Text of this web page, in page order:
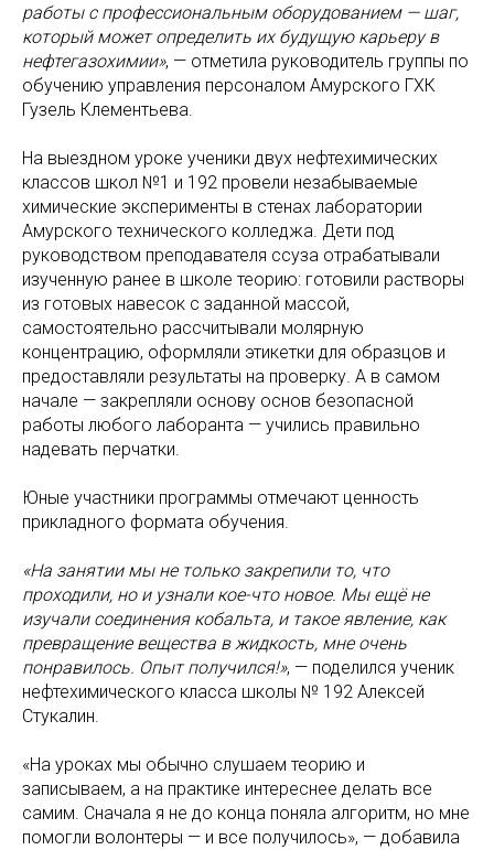
работы с профессиональным оборудованием — шаг,
который может определить их будущую карьеру в
нефтегазохимии», — отметила руководитель группы по
обучению управления персоналом Амурского ГХК
Гузель Клементьева.
На выездном уроке ученики двух нефтехимических
классов школ №1 и 192 провели незабываемые
химические эксперименты в стенах лаборатории
Амурского технического колледжа. Дети под
руководством преподавателя ссуза отрабатывали
изученную ранее в школе теорию: готовили растворы
из готовых навесок с заданной массой,
самостоятельно рассчитывали молярную
концентрацию, оформляли этикетки для образцов и
предоставляли результаты на проверку. А в самом
начале — закрепляли основу основ безопасной
работы любого лаборанта — учились правильно
надевать перчатки.
Юные участники программы отмечают ценность
прикладного формата обучения.
«На занятии мы не только закрепили то, что
проходили, но и узнали кое-что новое. Мы ещё не
изучали соединения кобальта, и такое явление, как
превращение вещества в жидкость, мне очень
понравилось. Опыт получился!», — поделился ученик
нефтехимического класса школы № 192 Алексей
Стукалин.
«На уроках мы обычно слушаем теорию и
записываем, а на практике интереснее делать все
самим. Сначала я не до конца поняла алгоритм, но мне
помогли волонтеры — и все получилось», — добавила